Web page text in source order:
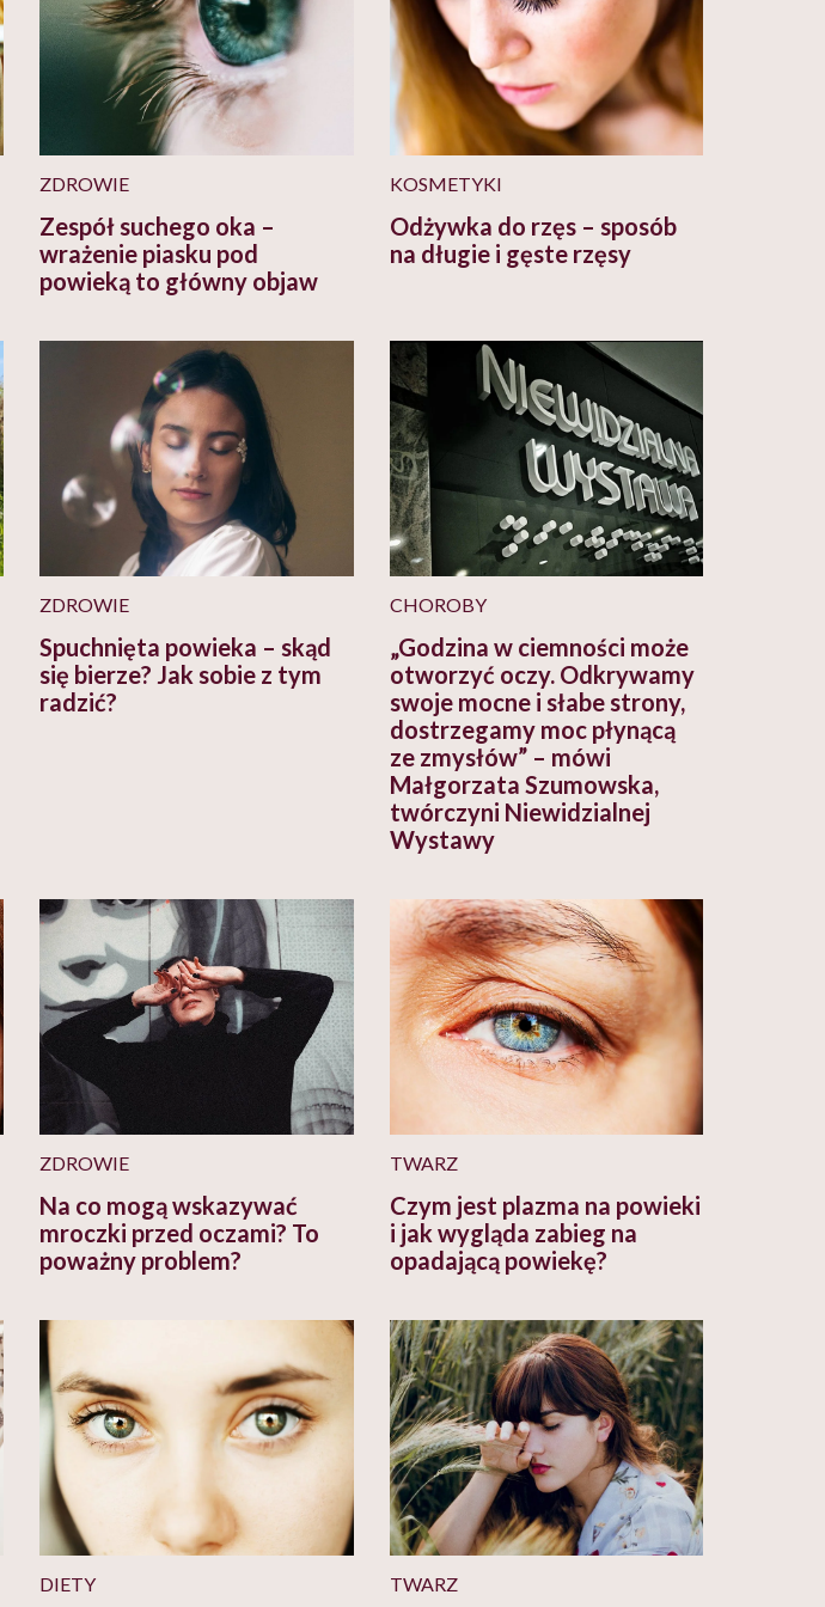
ZDROWIE
Zespół suchego oka –
wrażenie piasku pod
powieką to główny objaw
KOSMETYKI
Odżywka do rzęs – sposób
na długie i gęste rzęsy
ZDROWIE
Spuchnięta powieka – skąd
się bierze? Jak sobie z tym
radzić?
CHOROBY
„Godzina w ciemności może
otworzyć oczy. Odkrywamy
swoje mocne i słabe strony,
dostrzegamy moc płynącą
ze zmysłów” – mówi
Małgorzata Szumowska,
twórczyni Niewidzialnej
Wystawy
ZDROWIE
Na co mogą wskazywać
mroczki przed oczami? To
poważny problem?
TWARZ
Czym jest plazma na powieki
i jak wygląda zabieg na
opadającą powiekę?
DIETY TWARZ